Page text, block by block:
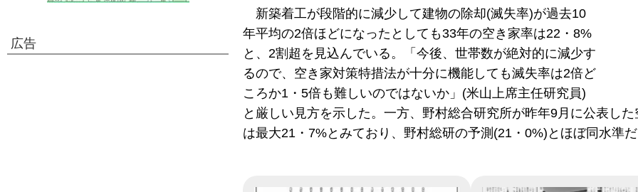
新築着工が段階的に減少して建物の除却(滅失率)が過去10
年平均の2倍ほどになったとしても33年の空き家率は22・8%
と、2割超を見込んでいる。「今後、世帯数が絶対的に減少す
るので、空き家対策特措法が十分に機能しても滅失率は2倍ど
ころか1・5倍も難しいのではないか」(米山上席主任研究員)
と厳しい見方を示した。一方、野村総合研究所が昨年9月に公表し
は最大21・7%とみており、野村総研の予測(21・0%)とほぼ同水準
広告